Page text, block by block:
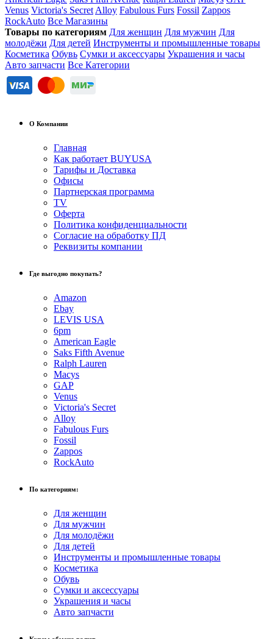
Venus Victoria's Secret Alloy Fabulous Furs Fossil Zappos
RockAuto Все Магазины
Товары по категориям Для женщин Для мужчин Для
молодёжи Для детей Инструменты и промышленные товары
Косметика Обувь Сумки и аксессуары Украшения и часы
Авто запчасти Все Категории
О Компании
Главная
Как работает BUYUSA
Тарифы и Доставка
Офисы
Партнерская программа
TV
Оферта
Политика конфиденциальности
Согласие на обработку ПД
Реквизиты компании
Где выгодно покупать?
Amazon
Ebay
LEVIS USA
6pm
American Eagle
Saks Fifth Avenue
Ralph Lauren
Macys
GAP
Venus
Victoria's Secret
Alloy
Fabulous Furs
Fossil
Zappos
RockAuto
По категориям:
Для женщин
Для мужчин
Для молодёжи
Для детей
Инструменты и промышленные товары
Косметика
Обувь
Сумки и аксессуары
Украшения и часы
Авто запчасти